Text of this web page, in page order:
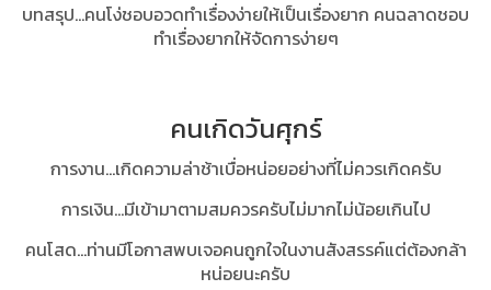
บทสรุป...คนโง่ชอบอวดทำเรื่องง่ายให้เป็นเรื่องยาก คนฉลาดชอบ
ทำเรื่องยากให้จัดการง่ายๆ
คนเกิดวันศุกร์
การงาน...เกิดความล่าช้าเบื่อหน่อยอย่างที่ไม่ควรเกิดครับ
การเงิน...มีเข้ามาตามสมควรครับไม่มากไม่น้อยเกินไป
คนโสด...ท่านมีโอกาสพบเจอคนถูกใจในงานสังสรรค์แต่ต้องกล้า
หน่อยนะครับ